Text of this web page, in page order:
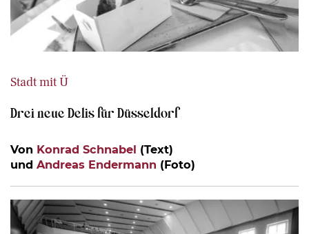
Stadt mit Ü
Drei neue Delis für Düsseldorf
Von Konrad Schnabel (Text)
und Andreas Endermann (Foto)